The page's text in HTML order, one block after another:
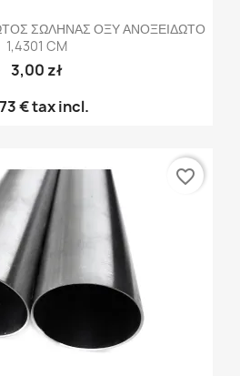
ΣΩΛΗΝΑΣ ΟΞΥ ΑΝΟΞΕΙΔΩΤΟ
1,4301 CM
3,00 zł
€tax incl.
favorite_border